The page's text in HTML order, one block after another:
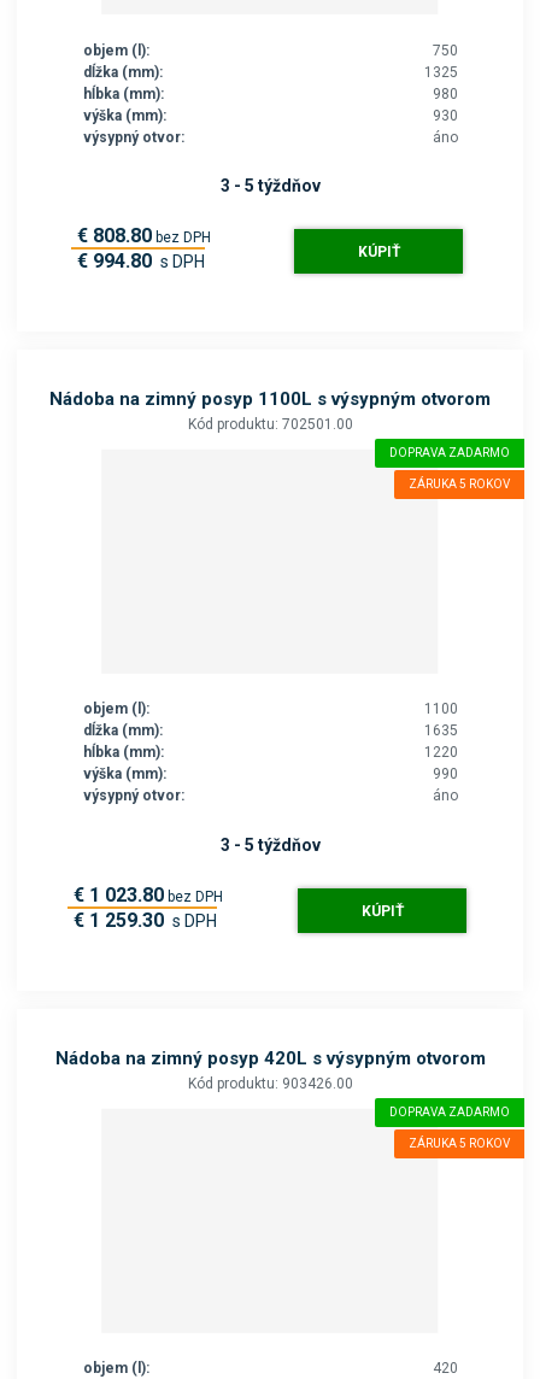
objem (l):
750
dĺžka (mm):
1325
hĺbka (mm):
980
výška (mm):
930
výsypný otvor:
áno
3 - 5 týždňov
€ 808.80 bez DPH
€ 994.80 s DPH KÚPIŤ
Nádoba na zimný posyp 1100L s výsypným otvorom
Kód produktu: 702501.00
DOPRAVA ZADARMO
ZÁRUKA 5 ROKOV
objem (l):
1100
dĺžka (mm):
1635
hĺbka (mm):
1220
výška (mm):
990
výsypný otvor:
áno
3 - 5 týždňov
€ 1 023.80 bez DPH
€ 1 259.30 s DPH KÚPIŤ
Nádoba na zimný posyp 420L s výsypným otvorom
Kód produktu: 903426.00
DOPRAVA ZADARMO
ZÁRUKA 5 ROKOV
objem (l):
420